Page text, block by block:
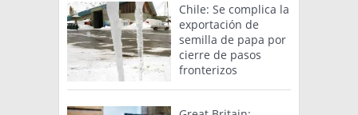
Chile: Se complica la
exportación de
semilla de papa por
cierre de pasos
fronterizos